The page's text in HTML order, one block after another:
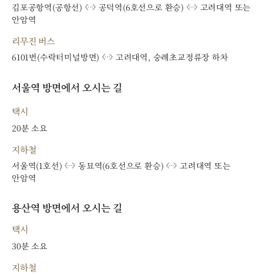
김포공항역(공항선) settings_ethernet 공덕역(6호선으로 환승) settings_ethernet 고려대역 또는
안암역
리무진 버스
6101번(수락터미널방면) settings_ethernet 고려대역, 숭례초교정류장 하차
서울역 방면에서 오시는 길
택시
20분 소요
지하철
서울역(1호선) settings_ethernet 동묘역(6호선으로 환승) settings_ethernet 고려대역 또는
안암역
용산역 방면에서 오시는 길
택시
30분 소요
지하철